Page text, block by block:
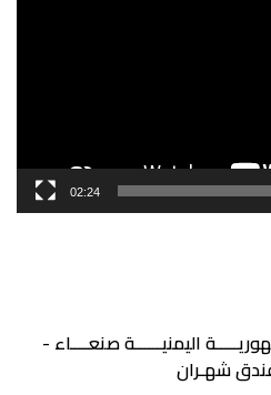
02:24
اليمنيــــــة صنعــــاء -
شهـران